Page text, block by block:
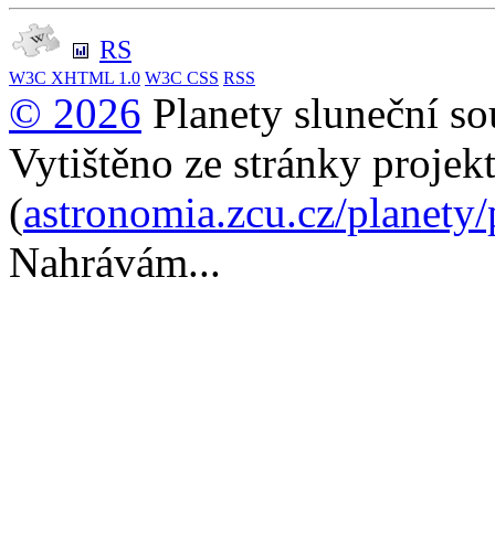
RS
W3C XHTML 1.0 W3C CSS RSS
© 2026 Planety sluneční
Vytištěno ze stránky
(astronomia.zcu.cz/
Nahrávám...